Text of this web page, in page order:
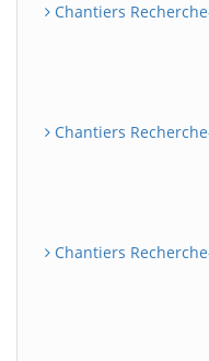
Chantiers
Chantiers
Chantiers